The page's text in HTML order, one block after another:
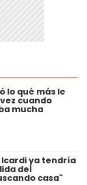
lo qué más le
cuando
mucha
ya tendría
del
casa"